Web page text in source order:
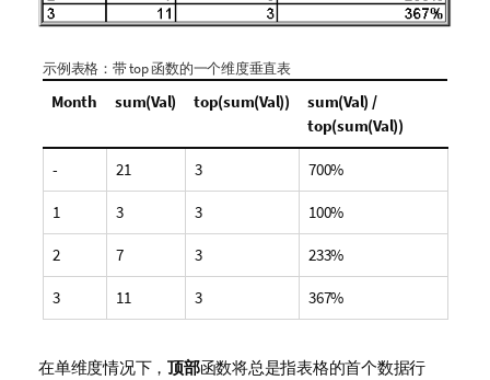
示例表格：带top函数的一个维度垂直表
Month sum(Val) top(sum(Val))
sum(Val) /
top(sum(Val))
- 21 3 700%
1 3 3 100%
2 7 3 233%
3 11 3 367%
在单维度情况下， 顶部函数将总是指表格的首个数据行